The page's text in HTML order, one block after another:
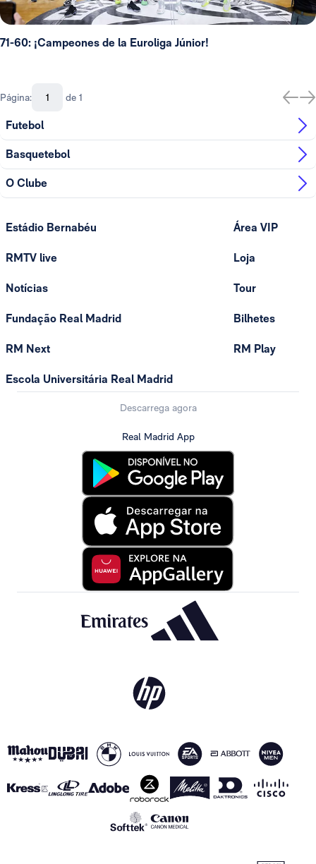
71-60: ¡Campeones de la Euroliga Júnior!
Página: de 1
Futebol
Basquetebol
O Clube
Estádio Bernabéu
RMTV live
Notícias
Fundação Real Madrid
RM Next
Escola Universitária Real Madrid
Área VIP
Loja
Tour
Bilhetes
RM Play
Descarrega agora
Real Madrid App